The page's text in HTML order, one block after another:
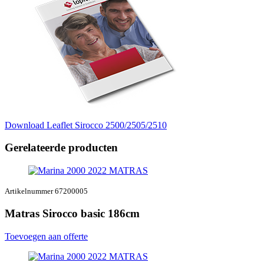
Download Leaflet Sirocco 2500/2505/2510
Gerelateerde producten
Artikelnummer 67200005
Matras Sirocco basic 186cm
Toevoegen aan offerte